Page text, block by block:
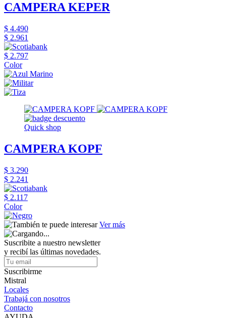
CAMPERA KEPER
$ 4.490
$ 2.961
$ 2.797
Color
Quick shop
CAMPERA KOPF
$ 3.290
$ 2.241
$ 2.117
Color
Ver más
Suscribite a nuestro newsletter
y recibí las últimas novedades.
Suscribirme
Mistral
Locales
Trabajá con nosotros
Contacto